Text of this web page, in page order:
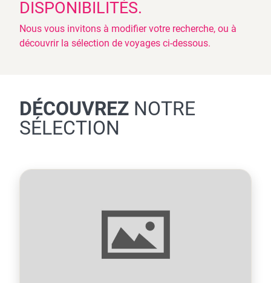
DISPONIBILITÉS.
Nous vous invitons à modifier votre recherche, ou à
découvrir la sélection de voyages ci-dessous.
DÉCOUVREZ NOTRE
SÉLECTION